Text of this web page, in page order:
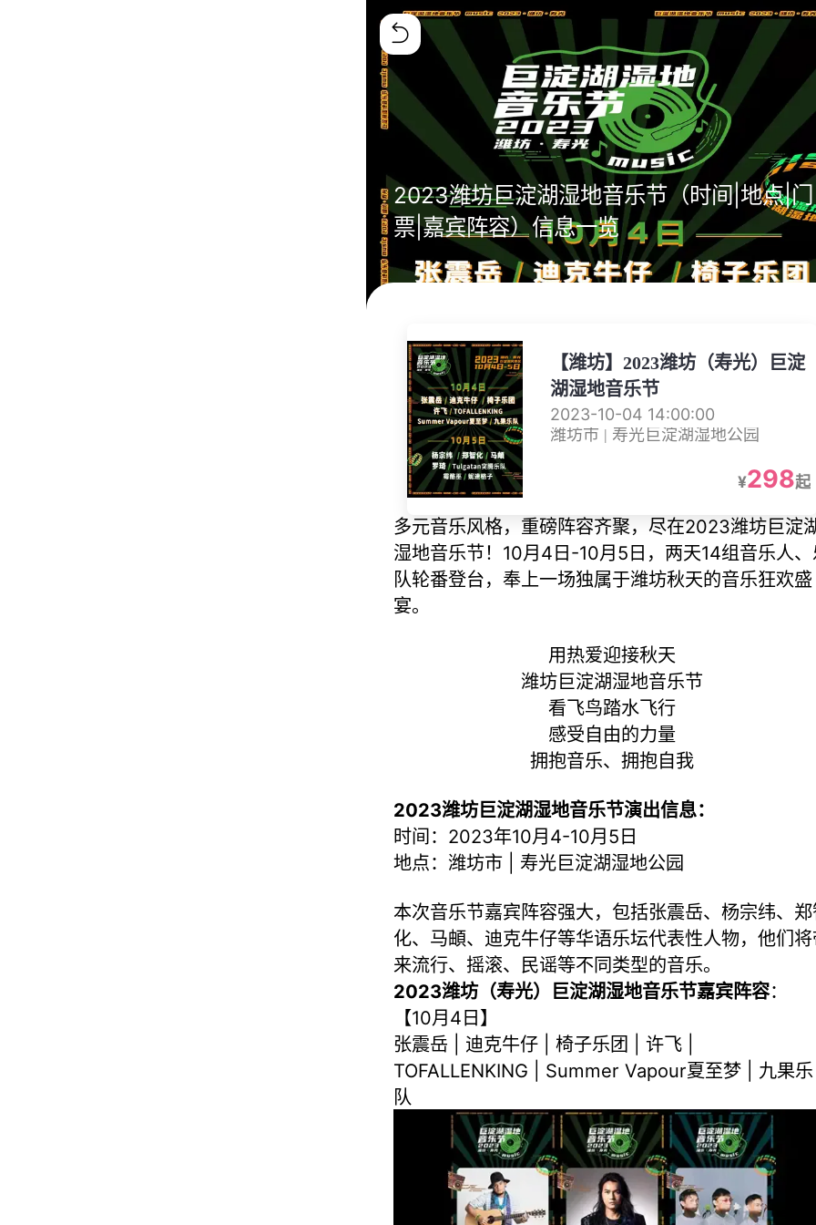
2023潍坊巨淀湖湿地音乐节（时间|地点|门
票|嘉宾阵容）信息一览
【潍坊】2023潍坊（寿光）巨淀
湖湿地音乐节
2023-10-04 14:00:00
潍坊市 | 寿光巨淀湖湿地公园
¥298起
多元音乐风格，重磅阵容齐聚，尽在2023潍坊巨淀
湿地音乐节！10月4日-10月5日，两天14组音乐人
队轮番登台，奉上一场独属于潍坊秋天的音乐狂欢盛
宴。
用热爱迎接秋天
潍坊巨淀湖湿地音乐节
看飞鸟踏水飞行
感受自由的力量
拥抱音乐、拥抱自我
2023潍坊巨淀湖湿地音乐节演出信息：
时间：2023年10月4-10月5日
地点：潍坊市 | 寿光巨淀湖湿地公园
本次音乐节嘉宾阵容强大，包括张震岳、杨宗纬、
化、马頔、迪克牛仔等华语乐坛代表性人物，他们
来流行、摇滚、民谣等不同类型的音乐。
2023潍坊（寿光）巨淀湖湿地音乐节嘉宾阵容：
【10月4日】
张震岳 | 迪克牛仔 | 椅子乐团 | 许飞 |
TOFALLENKING | Summer Vapour夏至梦 | 九果乐
队